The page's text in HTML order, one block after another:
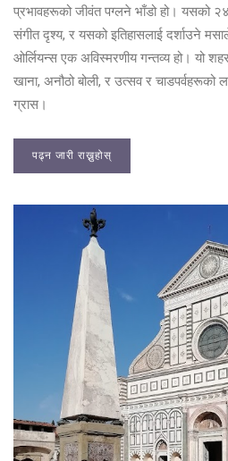
प्रभावहरूको जीवंत पग्लने भाँडो हो। यसको
संगीत दृश्य, र यसको इतिहासलाई दर्शाउने
ओर्लियन्स एक अविस्मरणीय गन्तव्य हो। यो
खाना, अनौठो बोली, र उत्सव र चाडपर्वहरूको
ग्रास।
पढ्न जारी राख्नुहोस्